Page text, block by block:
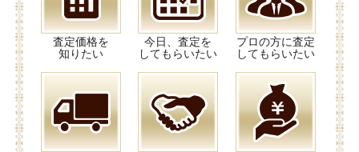
査定価格を
知りたい
今日、査定を
してもらいたい
プロの方に査定
してもらいたい